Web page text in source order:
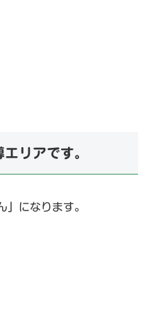
リアです。
」になります。